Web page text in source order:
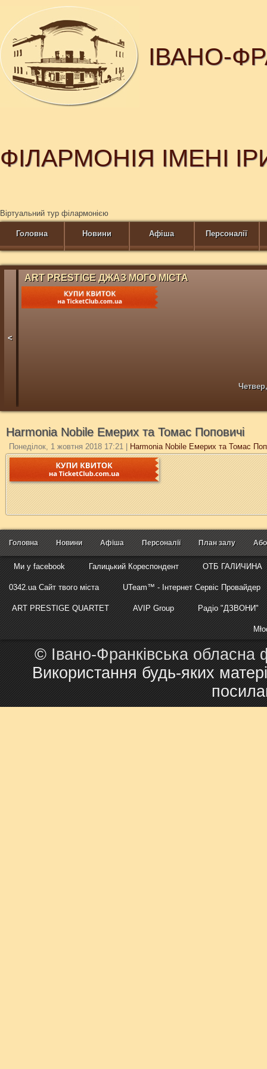
ІВАНО-
ФІЛАРМОНІЯ ІМЕНІ
Віртуальний тур філармонією
Головна Новини Афіша Персоналії
<
ART PRESTIGE ДЖАЗ МОГО МІСТА
Harmonia Nobile Емерих та Томас Поповичі
Понеділок, 1 жовтня 2018 17:21 Harmonia Nobile Емерих та Томас
Головна Новини Афіша Персоналії План залу
Ми у facebook Галицький Кореспондент ОТБ ГАЛИЧИНА
0342.ua Сайт твого міста UTeam™ - Інтернет Сервіс Провайдер
ART PRESTIGE QUARTET AVIP Group Радіо "ДЗВОНИ"
© Івано-Франківська обласна
Використання будь-яких